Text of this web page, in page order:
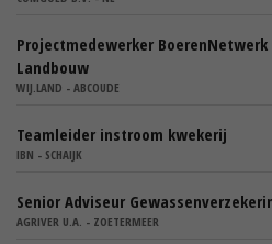
Projectmedewerker
Landbouw
WIJ.LAND - ABCOUDE
Teamleider instroom kwekerij
IBN - SCHAIJK
Senior Adviseur
AGRIVER U.A. - ZOETERMEER